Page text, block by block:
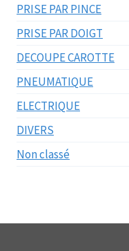
PRISE PAR PINCE
PRISE PAR DOIGT
DECOUPE CAROTTE
PNEUMATIQUE
ELECTRIQUE
DIVERS
Non classé